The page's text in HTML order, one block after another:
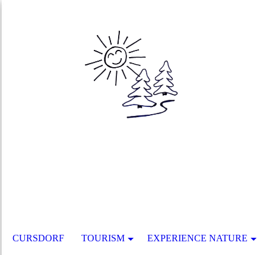
CURSDORF TOURISM EXPERIENCE NATURE